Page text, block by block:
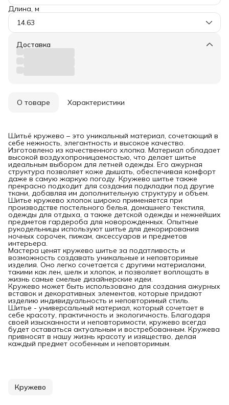
Длина, м
14.63
Доставка
О товаре Характеристики
Шитьё кружево – это уникальный материал, сочетающий в
себе нежность, элегантность и высокое качество.
Изготовлено из качественного хлопка. Материал обладает
высокой воздухопроницаемостью, что делает шитье
идеальным выбором для летней одежды. Его ажурная
структура позволяет коже дышать, обеспечивая комфорт
даже в самую жаркую погоду. Кружево шитье также
прекрасно подходит для создания подкладки под другие
ткани, добавляя им дополнительную структуру и объем.
Шитье кружево хлопок широко применяется при
производстве постельного белья, домашнего текстиля,
одежды для отдыха, а также детской одежды и нежнейших
предметов гардероба для новорожденных. Опытные
рукодельницы используют шитье для декорирования
ночных сорочек, пижам, аксессуаров и предметов
интерьера.
Мастера ценят кружево шитье за податливость и
возможность создавать уникальные и неповторимые
изделия. Оно легко сочетается с другими материалами,
такими как лен, шелк и хлопок, и позволяет воплощать в
жизнь самые смелые дизайнерские идеи.
Кружево может быть использовано для создания ажурных
вставок и декоративных элементов, которые придают
изделию индивидуальность и неповторимый стиль.
Шитье - универсальный материал, который сочетает в
себе красоту, практичность и экологичность. Благодаря
своей изысканности и неповторимости, кружево всегда
будет оставаться актуальным и востребованным. Кружева
привносят в нашу жизнь красоту и изящество, делая
каждый предмет особенным и неповторимым.
Кружево